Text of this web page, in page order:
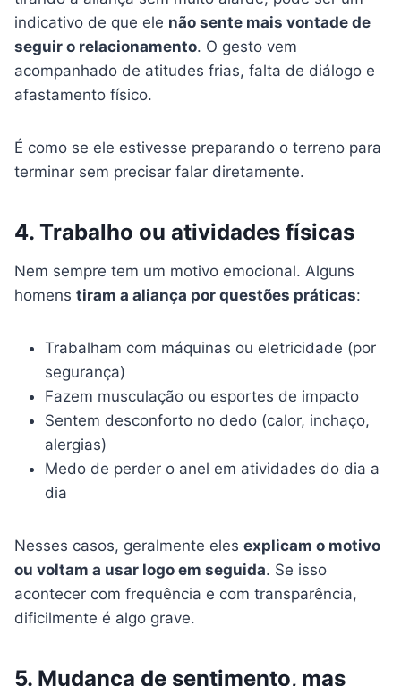
indicativo de que ele não sente mais vontade de
seguir o relacionamento. O gesto vem
acompanhado de atitudes frias, falta de diálogo e
afastamento físico.
É como se ele estivesse preparando o terreno para
terminar sem precisar falar diretamente.
4. Trabalho ou atividades físicas
Nem sempre tem um motivo emocional. Alguns
homens tiram a aliança por questões práticas:
Trabalham com máquinas ou eletricidade (por
segurança)
Fazem musculação ou esportes de impacto
Sentem desconforto no dedo (calor, inchaço,
alergias)
Medo de perder o anel em atividades do dia a
dia
Nesses casos, geralmente eles explicam o motivo
ou voltam a usar logo em seguida. Se isso
acontecer com frequência e com transparência,
dificilmente é algo grave.
5. Mudança de sentimento, mas